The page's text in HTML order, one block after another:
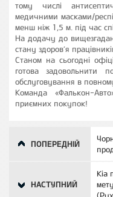
тому числі
медичними масками/
менш ніж 1,5 м. під час
На додачу до
стану здоров’я
Станом на сьогодні
готова задовольнити
обслуговування в повному
Команда «Фалькон-
приємних покупок!
ПОПЕРЕДНІЙ
НАСТУПНИЙ
Kia